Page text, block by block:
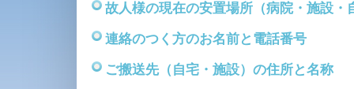
故人様の現在の安置場所（病院・施設・
連絡のつく方のお名前と電話番号
ご搬送先（自宅・施設）の住所と名称